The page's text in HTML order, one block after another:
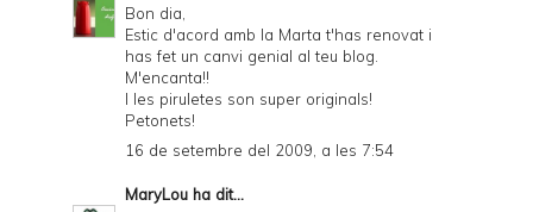
Bon dia,
Estic d'acord amb la Marta t'has renovat i
has fet un canvi genial al teu blog.
M'encanta!!
I les piruletes son super originals!
Petonets!
16 de setembre del 2009, a les 7:54
MaryLou ha dit...